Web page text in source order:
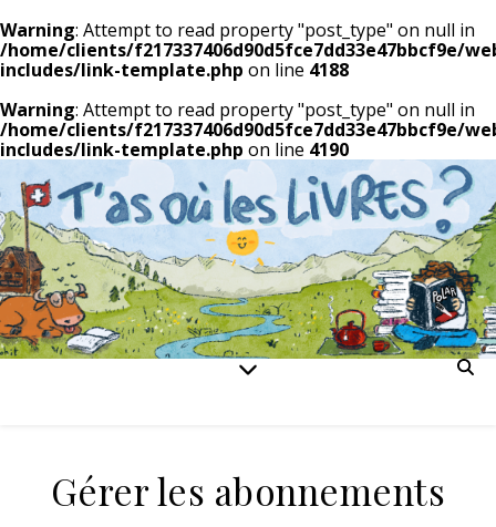
Warning: Attempt to read property "post_type" on null in
/home/clients/f217337406d90d5fce7dd33e47bbcf9e/
includes/link-template.php on line 4188
Warning: Attempt to read property "post_type" on null in
/home/clients/f217337406d90d5fce7dd33e47bbcf9e/
includes/link-template.php on line 4190
Gérer les abonnements